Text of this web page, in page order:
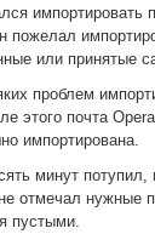
пожелал
или принятые
проблем
этого почта
импортирована.
минут потупил,
отмечал нужные
пустыми.